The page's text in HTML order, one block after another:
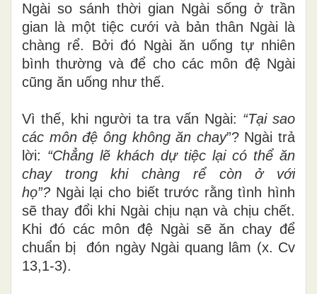
Ngài so sánh thời gian Ngài sống ở trần
gian là một tiệc cưới và bản thân Ngài là
chàng rể. Bởi đó Ngài ăn uống tự nhiên
bình thường và để cho các môn đệ Ngài
cũng ăn uống như thế.
Vì thế, khi người ta tra vấn Ngài: “Tại sao
các môn đệ ông không ăn chay”? Ngài trả
lời: “Chẳng lẽ khách dự tiệc lại có thể ăn
chay trong khi chàng rể còn ở với
họ”? Ngài lại cho biết trước rằng tình hình
sẽ thay đổi khi Ngài chịu nạn và chịu chết.
Khi đó các môn đệ Ngài sẽ ăn chay để
chuẩn bị đón ngày Ngài quang lâm (x. Cv
13,1-3).